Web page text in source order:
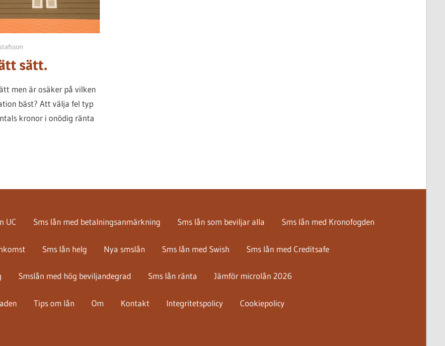
sätt.
men är osäker på vilken
bäst? Att välja fel typ
kronor i onödig ränta
UC Sms lån med betalningsanmärkning Sms lån som beviljar alla Sms lån med Kronofogden
Sms lån helg Nya smslån Sms lån med Swish Sms lån med Creditsafe
Smslån med hög beviljandegrad Sms lån ränta Jämför microlån 2026
Tips om lån Om Kontakt Integritetspolicy Cookiepolicy